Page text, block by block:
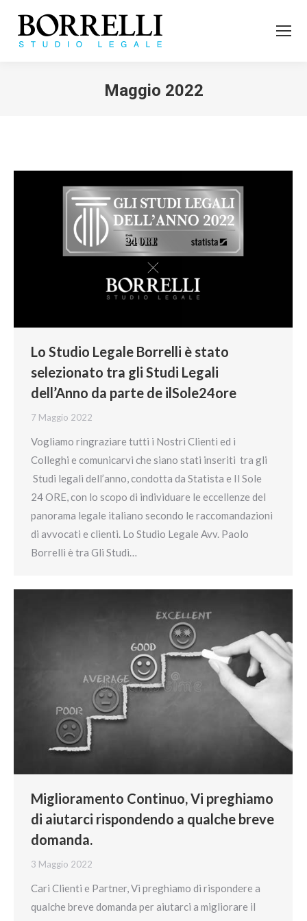
Maggio 2022
Lo Studio Legale Borrelli è stato
selezionato tra gli Studi Legali
dell’Anno da parte de ilSole24ore
7 Maggio 2022
Vogliamo ringraziare tutti i Nostri Clienti ed i
Colleghi e comunicarvi che siano stati inseriti tra gli
Studi legali dell’anno, condotta da Statista e Il Sole
24 ORE, con lo scopo di individuare le eccellenze del
panorama legale italiano secondo le raccomandazioni
di avvocati e clienti. Lo Studio Legale Avv. Paolo
Borrelli è tra Gli Studi…
Miglioramento Continuo, Vi preghiamo
di aiutarci rispondendo a qualche breve
domanda.
3 Maggio 2022
Cari Clienti e Partner, Vi preghiamo di rispondere a
qualche breve domanda per aiutarci a migliorare il